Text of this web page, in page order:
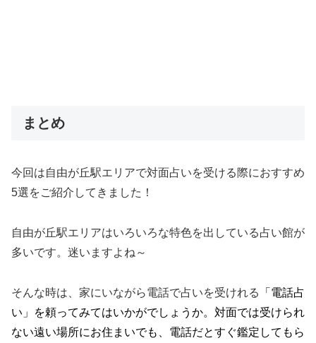
まとめ
今回は自由が丘駅エリアで対面占いを受ける際におすすめ
5選をご紹介してきました！
自由が丘駅エリアはいろいろな特色を出している占い館が
多いです。迷いますよね～
そんな時は、家にいながら電話で占いを受けれる
「電話占
い」を頼ってみてはいかがでしょうか。対面では受けられ
ない遠い場所にお住まいでも、電話だとすぐ鑑定してもら